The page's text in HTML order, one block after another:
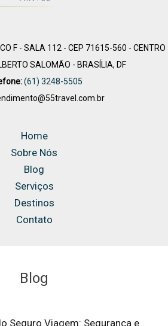
F - SALA 112 - CEP 71615-560 - CENTRO
SALOMÃO - BRASÍLIA, DF
(61) 3248-5505
Home
Sobre Nós
Blog
Serviços
Destinos
Contato
Blog
Seguro Viagem: Segurança e